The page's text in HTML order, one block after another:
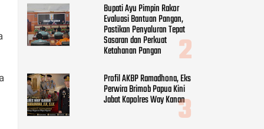
Bupati Ayu Pimpin Rakor
Evaluasi Bantuan Pangan,
Pastikan Penyaluran Tepat
Sasaran dan Perkuat
Ketahanan Pangan
Profil AKBP Ramadhona, Eks
Perwira Brimob Papua Kini
Jabat Kapolres Way Kanan